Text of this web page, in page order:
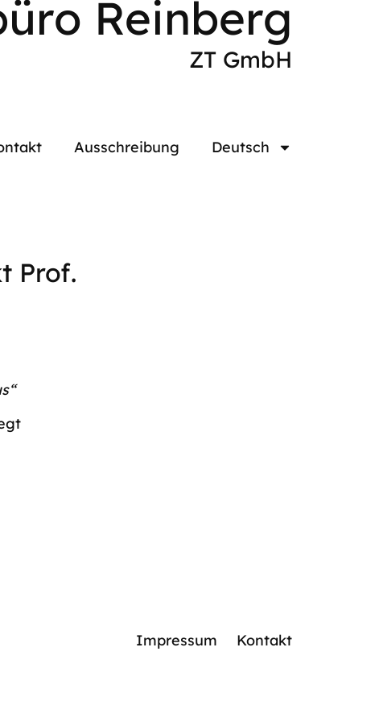
Reinberg
ZT GmbH
Ausschreibung Deutsch
Prof.
Impressum Kontakt